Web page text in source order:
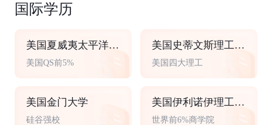
国际学历
美国夏威夷太平洋大学
美国QS前5%
美国史蒂文斯理工学院
美国四大理工
美国金门大学
硅谷强校
美国伊利诺伊理工大学
世界前6%商学院